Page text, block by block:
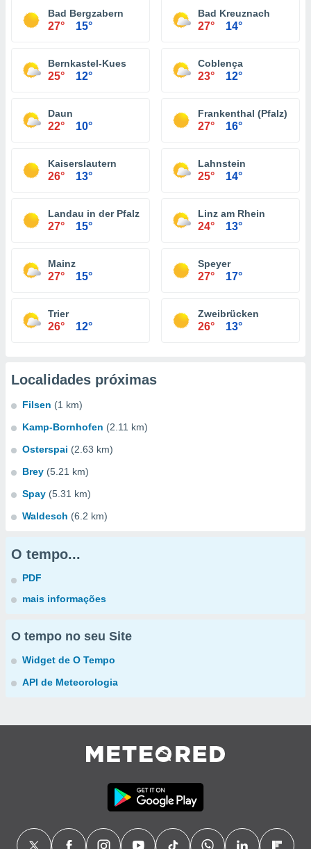
Bad Bergzabern
27° 15°
Bad Kreuznach
27° 14°
Bernkastel-Kues
25° 12°
Coblença
23° 12°
Daun
22° 10°
Frankenthal (Pfalz)
27° 16°
Kaiserslautern
26° 13°
Lahnstein
25° 14°
Landau in der Pfalz
27° 15°
Linz am Rhein
24° 13°
Mainz
27° 15°
Speyer
27° 17°
Trier
26° 12°
Zweibrücken
26° 13°
Localidades próximas
Filsen (1 km)
Kamp-Bornhofen (2.11 km)
Osterspai (2.63 km)
Brey (5.21 km)
Spay (5.31 km)
Waldesch (6.2 km)
O tempo...
PDF
mais informações
O tempo no seu Site
Widget de O Tempo
API de Meteorologia